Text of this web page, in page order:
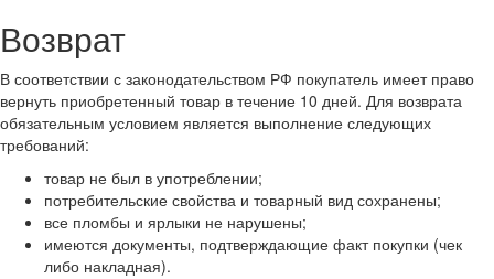
Возврат
В соответствии с законодательством РФ покупатель имеет право
вернуть приобретенный товар в течение 10 дней. Для возврата
обязательным условием является выполнение следующих
требований:
товар не был в употреблении;
потребительские свойства и товарный вид сохранены;
все пломбы и ярлыки не нарушены;
имеются документы, подтверждающие факт покупки (чек
либо накладная).